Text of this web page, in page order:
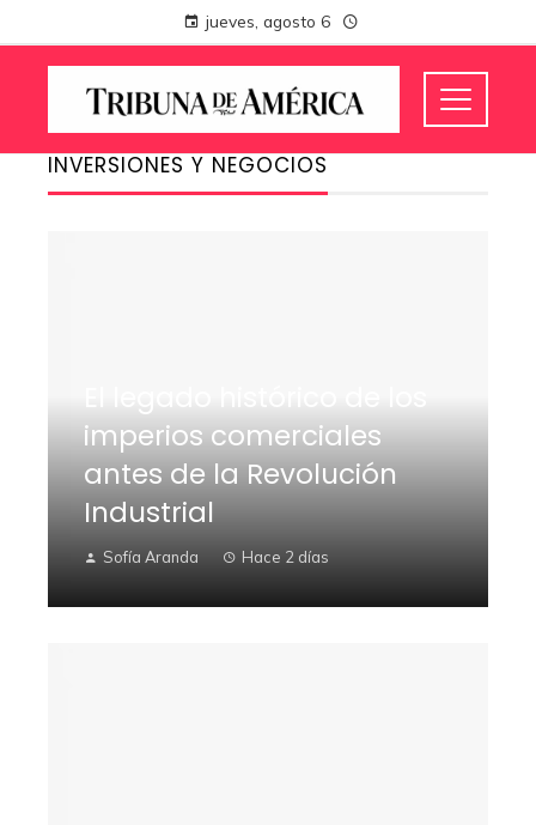
jueves, agosto 6
INVERSIONES Y NEGOCIOS
imperios comerciales
antes de la Revolución
Industrial
Sofía Aranda Hace 2 días